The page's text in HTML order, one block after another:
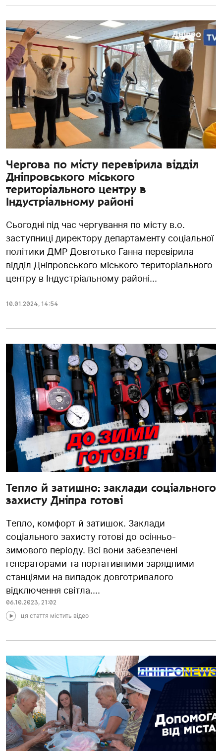
Чергова по місту перевірила відділ
Дніпровського міського
територіального центру в
Індустріальному районі
Сьогодні під час чергування по місту в.о.
заступниці директору департаменту соціальної
політики ДМР Довготько Ганна перевірила
відділ Дніпровського міського територіального
центру в Індустріальному районі...
10.01.2024, 14:54
Тепло й затишно: заклади соціального
захисту Дніпра готові
Тепло, комфорт й затишок. Заклади
соціального захисту готові до осінньо-
зимового періоду. Всі вони забезпечені
генераторами та портативними зарядними
станціями на випадок довготривалого
відключення світла....
06.10.2023, 21:02
ця стаття містить відео